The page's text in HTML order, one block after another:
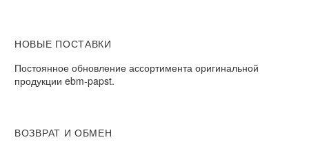
НОВЫЕ ПОСТАВКИ
Постоянное обновление ассортимента оригинальной
продукции ebm-papst.
ВОЗВРАТ И ОБМЕН